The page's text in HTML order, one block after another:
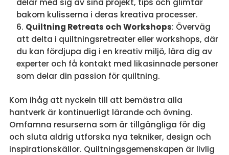
delar med sig av sina projekt, tips och glimtar
bakom kulisserna i deras kreativa processer.
Quiltning Retreats och Workshops: Överväg
att delta i quiltningsretreater eller workshops, där
du kan fördjupa dig i en kreativ miljö, lära dig av
experter och få kontakt med likasinnade personer
som delar din passion för quiltning.
Kom ihåg att nyckeln till att bemästra alla
hantverk är kontinuerligt lärande och övning.
Omfamna resurserna som är tillgängliga för dig
och sluta aldrig utforska nya tekniker, design och
inspirationskällor. Quiltningsgemenskapen är livlig